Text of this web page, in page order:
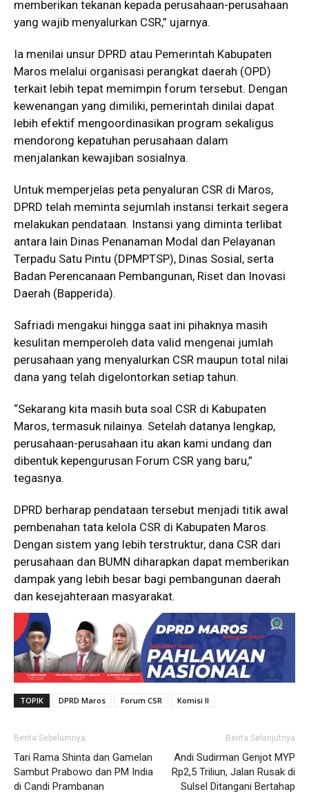
memberikan tekanan kepada perusahaan-perusahaan
yang wajib menyalurkan CSR,” ujarnya.
Ia menilai unsur DPRD atau Pemerintah Kabupaten
Maros melalui organisasi perangkat daerah (OPD)
terkait lebih tepat memimpin forum tersebut. Dengan
kewenangan yang dimiliki, pemerintah dinilai dapat
lebih efektif mengoordinasikan program sekaligus
mendorong kepatuhan perusahaan dalam
menjalankan kewajiban sosialnya.
Untuk memperjelas peta penyaluran CSR di Maros,
DPRD telah meminta sejumlah instansi terkait segera
melakukan pendataan. Instansi yang diminta terlibat
antara lain Dinas Penanaman Modal dan Pelayanan
Terpadu Satu Pintu (DPMPTSP), Dinas Sosial, serta
Badan Perencanaan Pembangunan, Riset dan Inovasi
Daerah (Bapperida).
Safriadi mengakui hingga saat ini pihaknya masih
kesulitan memperoleh data valid mengenai jumlah
perusahaan yang menyalurkan CSR maupun total nilai
dana yang telah digelontorkan setiap tahun.
“Sekarang kita masih buta soal CSR di Kabupaten
Maros, termasuk nilainya. Setelah datanya lengkap,
perusahaan-perusahaan itu akan kami undang dan
dibentuk kepengurusan Forum CSR yang baru,”
tegasnya.
DPRD berharap pendataan tersebut menjadi titik awal
pembenahan tata kelola CSR di Kabupaten Maros.
Dengan sistem yang lebih terstruktur, dana CSR dari
perusahaan dan BUMN diharapkan dapat memberikan
dampak yang lebih besar bagi pembangunan daerah
dan kesejahteraan masyarakat.
TOPIK DPRD Maros Forum CSR Komisi II
Berita Sebelumnya
Tari Rama Shinta dan Gamelan
Sambut Prabowo dan PM India
di Candi Prambanan
Berita Selanjutnya
Andi Sudirman Genjot MYP
Rp2,5 Triliun, Jalan Rusak di
Sulsel Ditangani Bertahap